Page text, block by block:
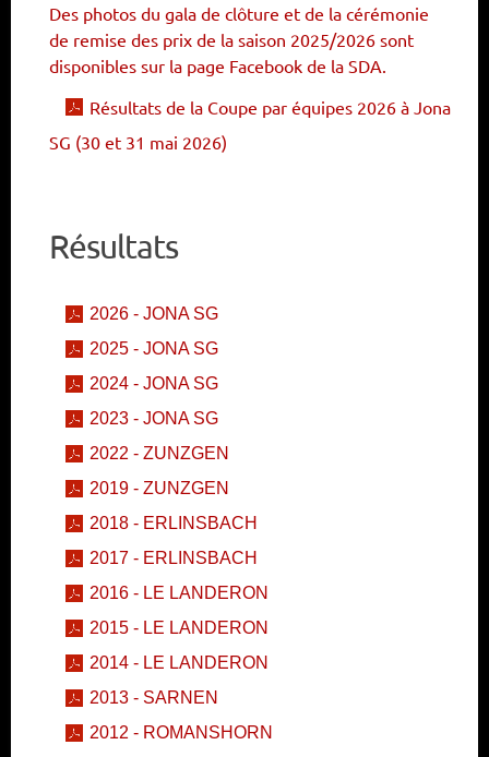
Des photos du gala de clôture et de la cérémonie
de remise des prix de la saison 2025/2026 sont
disponibles sur la page Facebook de la SDA.
Résultats de la Coupe par équipes 2026 à Jona
SG (30 et 31 mai 2026)
Résultats
2026 - JONA SG
2025 - JONA SG
2024 - JONA SG
2023 - JONA SG
2022 - ZUNZGEN
2019 - ZUNZGEN
2018 - ERLINSBACH
2017 - ERLINSBACH
2016 - LE LANDERON
2015 - LE LANDERON
2014 - LE LANDERON
2013 - SARNEN
2012 - ROMANSHORN